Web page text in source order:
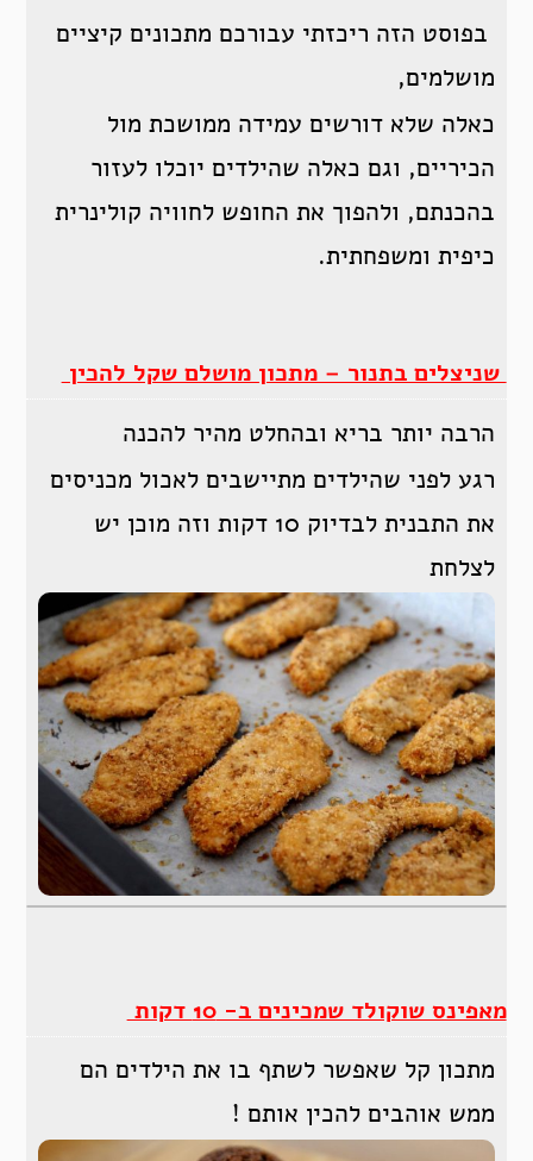
בפוסט הזה ריכזתי עבורכם מתכונים קיציים
מושלמים,
כאלה שלא דורשים עמידה ממושכת מול
הכיריים, וגם כאלה שהילדים יוכלו לעזור
בהכנתם, ולהפוך את החופש לחוויה קולינרית
כיפית ומשפחתית.
שניצלים בתנור – מתכון מושלם שקל להכין
הרבה יותר בריא ובהחלט מהיר להכנה
רגע לפני שהילדים מתיישבים לאכול מכניסים
את התבנית לבדיוק 10 דקות וזה מוכן יש
לצלחת
מאפינס שוקולד שמכינים ב- 10 דקות
מתכון קל שאפשר לשתף בו את הילדים הם
ממש אוהבים להכין אותם !